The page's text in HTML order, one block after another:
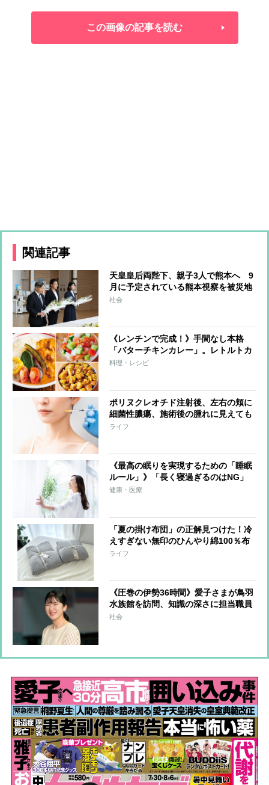
この画像の記事を読む
関連記事
天皇皇后両陛下、親子3人で熊本へ 9
月に予定されている熊本視察を被災地
訪問に切り替えての実施が現実的か
社会
《レンチンで完成！》手間なし本格
「バターチキンカレー」。レトルトカ
レーが激変する簡単トッピングも
料理・レシピ
ポリヌクレオチド注射後、左右の頬に
細菌性膿瘍、施術後の腫れに見えても
重い感染症の可能性 英国の医師らが
ライフ
《最高の眠りを実現するための「睡眠
ルール」》「長く寝過ぎるのはNG」
「夕食は就寝の2〜3時間前」「入浴は
健康・医療
「夏の掛け布団」の正解見つけた！冷
えすぎない無印のひんやり綿100％布
団【本日のお気に入り】
ライフ
《圧巻の伊勢36時間》愛子さまが鳥羽
水族館を訪問、知識の深さに担当職員
は驚嘆 “お木曳行事”には法被姿で参
社会